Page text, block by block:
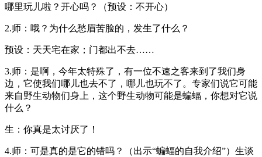
哪里玩儿啦？开心吗？（预设：不开心）
2.师：哦？为什么愁眉苦脸的，发生了什么？
预设：天天宅在家；门都出不去……
3.师：是啊，今年太特殊了，有一位不速之客来到了我们身
边，它使我们哪儿也去不了，哪儿也玩不了。专家们说它可能
来自野生动物们身上，这个野生动物可能是蝙蝠，你想对它说
什么？
生：你真是太讨厌了！
4.师：可是真的是它的错吗？（出示“蝙蝠的自我介绍”）生谈